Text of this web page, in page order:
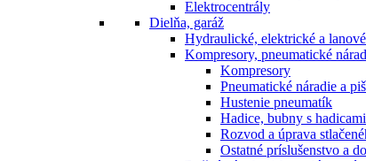
Elektrocentrály
Dielňa, garáž
Hydraulické, elektrické a
Kompresory, pneumatické
Kompresory
Pneumatické náradie a
Hustenie pneumatík
Hadice, bubny s hadicami
Rozvod a úprava
Ostatné príslušenstvo a